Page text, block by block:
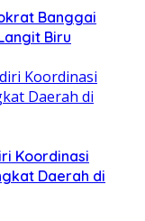
Banggai
Biru
Koordinasi
Daerah di